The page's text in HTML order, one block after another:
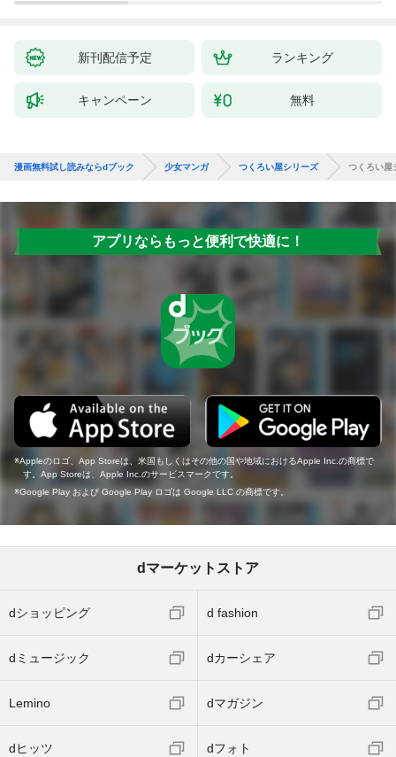
新刊配信予定 ランキング
キャンペーン 無料
漫画無料試し読みならdブック 少女マンガ つくろい屋シリーズ つくろい
アプリならもっと便利で快適に！
Appleのロゴ、App Storeは、米国もしくはその他の国や地域におけるApple Inc.の商標で
す。App Storeは、Apple Inc.のサービスマークです。
Google Play および Google Play ロゴは Google LLC の商標です。
dマーケットストア
dショッピング d fashion
dミュージック dカーシェア
Lemino dマガジン
dヒッツ dフォト